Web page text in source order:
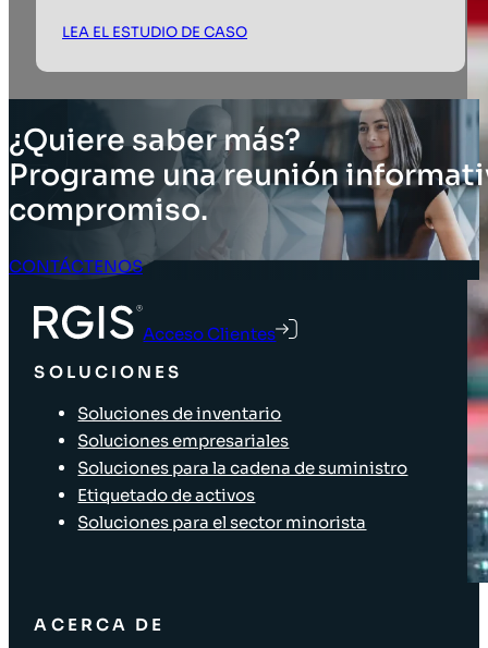
LEA EL ESTUDIO DE CASO
¿Quiere saber más?
Programe una reunión
compromiso.
CONTÁCTENOS
Acceso Clientes
SOLUCIONES
Soluciones de inventario
Soluciones empresariales
Soluciones para la cadena de suministro
Etiquetado de activos
Soluciones para el sector minorista
ACERCA DE